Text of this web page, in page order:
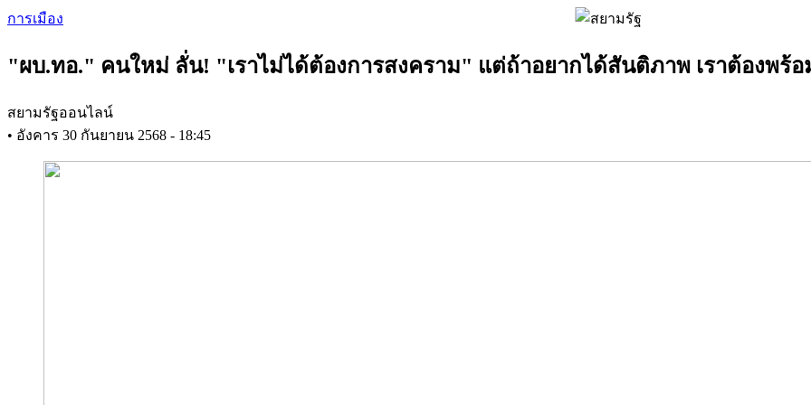
Skip
content
การเมือง
"ผบ.ทอ." คนใหม่ ลั่น! "เราไม่ได้ต้องการสงคราม" แต่ถ้าอยากได้สันติภาพ เราต้องพร้อ
สยามรัฐออนไลน์
• อังคาร 30 กันยายน 2568 - 18:45